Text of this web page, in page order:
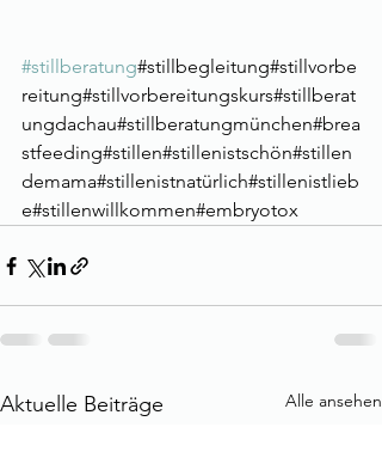
#stillberatung#stillbegleitung#stillvorbe
reitung#stillvorbereitungskurs#stillberat
ungdachau#stillberatungmünchen#brea
stfeeding#stillen#stillenistschön#stillen
demama#stillenistnatürlich#stillenistlieb
e#stillenwillkommen#embryotox
Aktuelle Beiträge Alle ansehen